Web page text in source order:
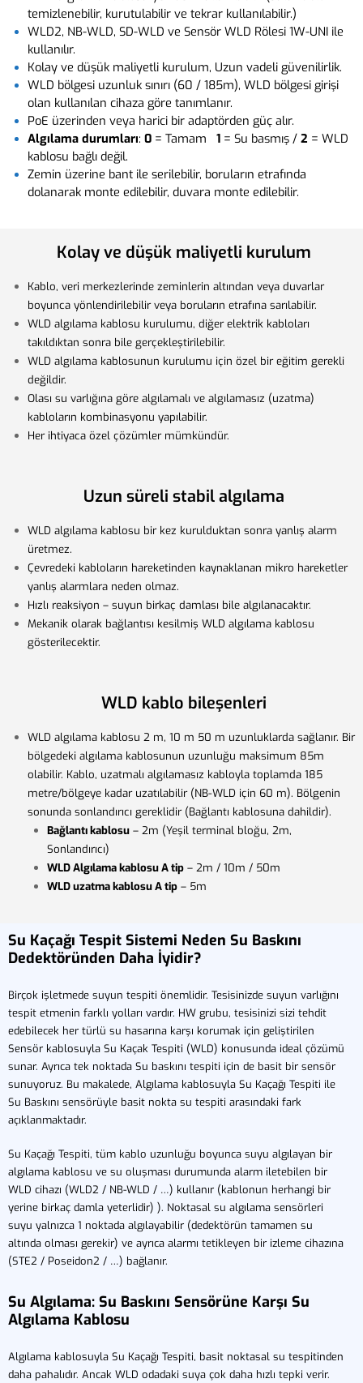
temizlenebilir, kurutulabilir ve tekrar kullanılabilir.)
WLD2, NB-WLD, SD-WLD ve Sensör WLD Rölesi 1W-UNI ile
kullanılır.
Kolay ve düşük maliyetli kurulum, Uzun vadeli güvenilirlik.
WLD bölgesi uzunluk sınırı (60 / 185m), WLD bölgesi girişi
olan kullanılan cihaza göre tanımlanır.
PoE üzerinden veya harici bir adaptörden güç alır.
Algılama durumları: 0 = Tamam 1 = Su basmış / 2 = WLD
kablosu bağlı değil.
Zemin üzerine bant ile serilebilir, boruların etrafında
dolanarak monte edilebilir, duvara monte edilebilir.
Kolay ve düşük maliyetli kurulum
Kablo, veri merkezlerinde zeminlerin altından veya duvarlar
boyunca yönlendirilebilir veya boruların etrafına sarılabilir.
WLD algılama kablosu kurulumu, diğer elektrik kabloları
takıldıktan sonra bile gerçekleştirilebilir.
WLD algılama kablosunun kurulumu için özel bir eğitim gerekli
değildir.
Olası su varlığına göre algılamalı ve algılamasız (uzatma)
kabloların kombinasyonu yapılabilir.
Her ihtiyaca özel çözümler mümkündür.
Uzun süreli stabil algılama
WLD algılama kablosu bir kez kurulduktan sonra yanlış alarm
üretmez.
Çevredeki kabloların hareketinden kaynaklanan mikro hareketler
yanlış alarmlara neden olmaz.
Hızlı reaksiyon – suyun birkaç damlası bile algılanacaktır.
Mekanik olarak bağlantısı kesilmiş WLD algılama kablosu
gösterilecektir.
WLD kablo bileşenleri
WLD algılama kablosu 2 m, 10 m 50 m uzunluklarda sağlanır. Bir
bölgedeki algılama kablosunun uzunluğu maksimum 85m
olabilir. Kablo, uzatmalı algılamasız kabloyla toplamda 185
metre/bölgeye kadar uzatılabilir (NB-WLD için 60 m). Bölgenin
sonunda sonlandırıcı gereklidir (Bağlantı kablosuna dahildir).
Bağlantı kablosu – 2m (Yeşil terminal bloğu, 2m,
Sonlandırıcı)
WLD Algılama kablosu A tip – 2m / 10m / 50m
WLD uzatma kablosu A tip – 5m
Su Kaçağı Tespit Sistemi Neden Su Baskını
Dedektöründen Daha İyidir?
Birçok işletmede suyun tespiti önemlidir. Tesisinizde suyun varlığını
tespit etmenin farklı yolları vardır. HW grubu, tesisinizi sizi tehdit
edebilecek her türlü su hasarına karşı korumak için geliştirilen
Sensör kablosuyla Su Kaçak Tespiti (WLD) konusunda ideal çözümü
sunar. Ayrıca tek noktada Su baskını tespiti için de basit bir sensör
sunuyoruz. Bu makalede, Algılama kablosuyla Su Kaçağı Tespiti ile
Su Baskını sensörüyle basit nokta su tespiti arasındaki fark
açıklanmaktadır.
Su Kaçağı Tespiti, tüm kablo uzunluğu boyunca suyu algılayan bir
algılama kablosu ve su oluşması durumunda alarm iletebilen bir
WLD cihazı (WLD2 / NB-WLD / …) kullanır (kablonun herhangi bir
yerine birkaç damla yeterlidir) ). Noktasal su algılama sensörleri
suyu yalnızca 1 noktada algılayabilir (dedektörün tamamen su
altında olması gerekir) ve ayrıca alarmı tetikleyen bir izleme cihazına
(STE2 / Poseidon2 / …) bağlanır.
Su Algılama: Su Baskını Sensörüne Karşı Su
Algılama Kablosu
Algılama kablosuyla Su Kaçağı Tespiti, basit noktasal su tespitinden
daha pahalıdır. Ancak WLD odadaki suya çok daha hızlı tepki verir.